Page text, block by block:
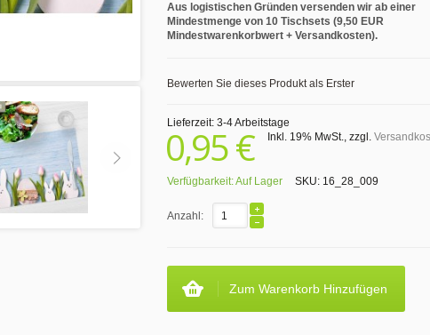
Aus logistischen Gründen versenden wir ab einer
Mindestmenge von 10 Tischsets (9,50 EUR
Mindestwarenkorbwert + Versandkosten).
Bewerten Sie dieses Produkt als Erster
Lieferzeit: 3-4 Arbeitstage
0,95 € Inkl. 19% MwSt., zzgl.
Verfügbarkeit:Auf Lager SKU: 16_28_009
Anzahl:
Zum Warenkorb Hinzufügen